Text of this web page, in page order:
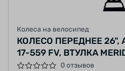
Колеса на велосипед
КОЛЕСО ПЕРЕДНЕЕ 26",
17-559 FV, ВТУЛКА
ТОРМОЗА (6 БОЛТОВ)
0 отзывов